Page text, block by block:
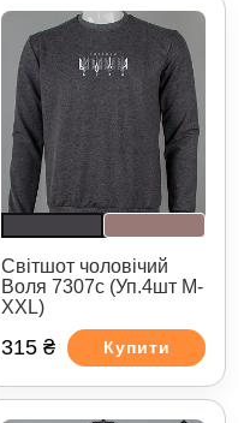
Світшот чоловічий
Воля 7307с (Уп.4шт M-
XXL)
315 ₴ Купити